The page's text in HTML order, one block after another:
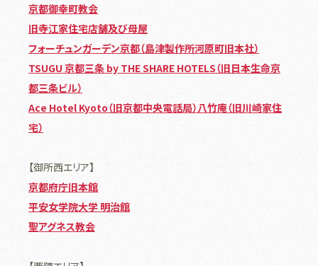
京都御幸町教会
旧寺江家住宅店舗及び母屋
フォーチュンガーデン京都（島津製作所河原町旧本社）
TSUGU 京都三条 by THE SHARE HOTELS（旧日本生命京
都三条ビル）
Ace Hotel Kyoto（旧京都中央電話局）八竹庵（旧川崎家住
宅）
【御所西エリア】
京都府庁旧本館
平安女学院大学 明治館
聖アグネス教会